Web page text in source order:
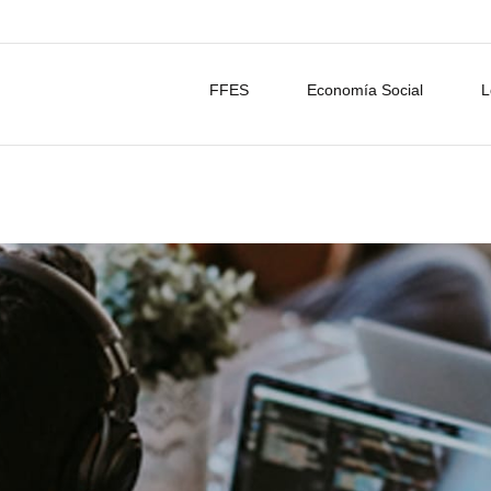
FFES Economía Social